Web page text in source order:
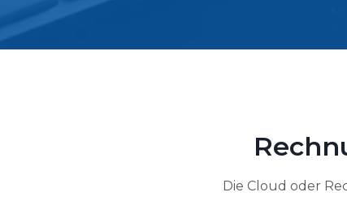
Die Cloud oder